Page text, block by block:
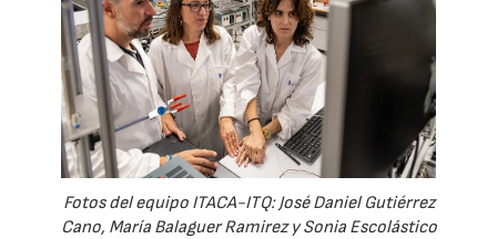
Fotos del equipo ITACA-ITQ: José Daniel Gutiérrez
Cano, María Balaguer Ramirez y Sonia Escolástico